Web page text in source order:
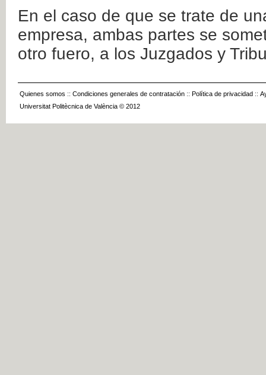
En el caso de que se trate de
empresa, ambas partes se
otro fuero, a los Juzgados y
Quienes somos :: Condiciones generales de contratación :: Política de privacidad ::
Universitat Politècnica de València © 2012